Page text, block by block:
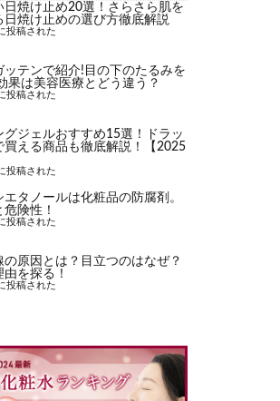
日焼け止め20選！さらさら肌を
日焼け止めの選び方徹底解説
投稿された
ッテンで紹介!目の下のたるみを
果は美容医療とどう違う？
投稿された
グジェルおすすめ15選！ドラッ
買える商品も徹底解説！【2025
投稿された
エタノールは化粧品の防腐剤。
険性！
投稿された
の原因とは？目立つのはなぜ？
を探る！
投稿された